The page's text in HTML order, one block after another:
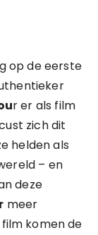
op de eerste
r er als film
zich dit
helden als
– en
deze
meer
komen de